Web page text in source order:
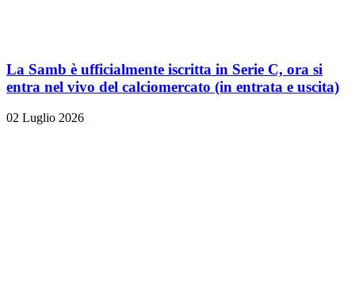
La Samb è ufficialmente iscritta in Serie C, ora si
entra nel vivo del calciomercato (in entrata e uscita)
02 Luglio 2026